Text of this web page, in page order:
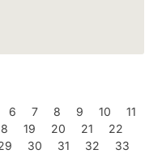
6 7 8 9 10
11
19 20 21
22
30 31 32
33